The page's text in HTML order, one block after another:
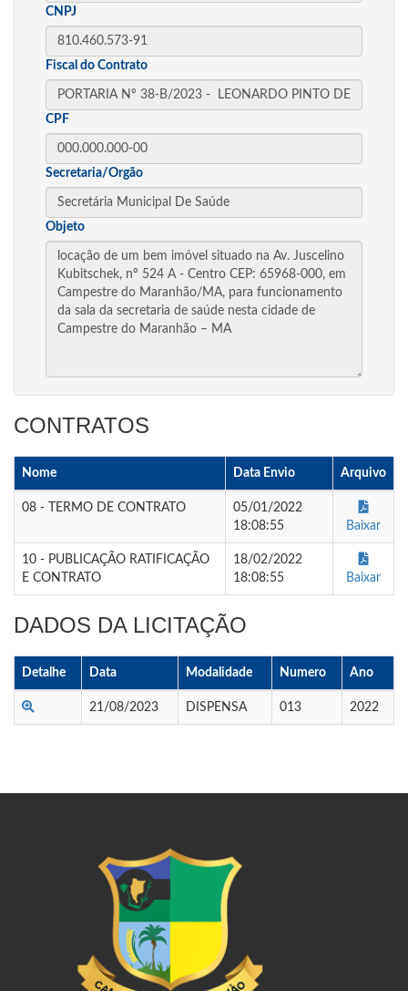
CNPJ
Fiscal do Contrato
CPF
Secretaria/Orgão
Objeto
CONTRATOS
Nome Data Envio Arquivo
08 - TERMO DE CONTRATO
05/01/2022
18:08:55
Baixar
10 - PUBLICAÇÃO RATIFICAÇÃO
E CONTRATO
18/02/2022
18:08:55
Baixar
DADOS DA LICITAÇÃO
Detalhe Data Modalidade Numero Ano
21/08/2023 DISPENSA 013 2022